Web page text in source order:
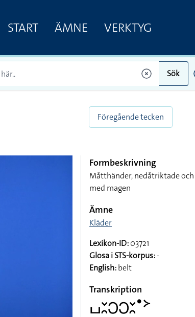
START ÄMNE VERKTYG
Sök
Föregående tecken
Formbeskrivning
Måtthänder, nedåtriktade
med magen
Ämne
Kläder
Lexikon-ID:03721
Glosa i STS-korpus:-
English:belt
Transkription
􌤖􌥖􌥘􌥋􌥋􌥖􌥘􌤟􌦅